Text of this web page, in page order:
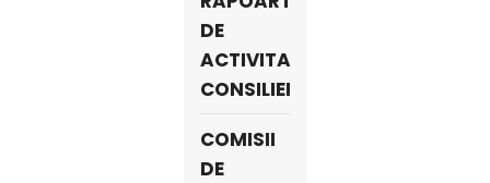
DE
ACTIVITATE
CONSILIERI
COMISII
DE